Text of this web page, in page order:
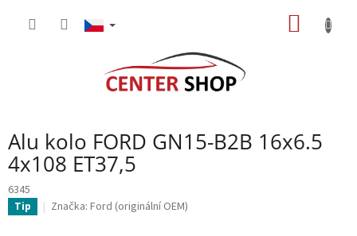
Alu kolo FORD GN15-B2B 16x6.5
4x108 ET37,5
6345
Tip Značka: Ford (originální OEM)